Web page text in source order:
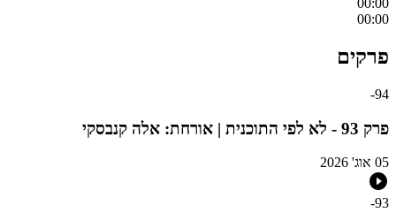
00:00
00:00
פרקים
94
-
פרק 93 - לא לפי התוכנית | אורחת: אלה קנבסקי
05 אוג' 2026
93
-